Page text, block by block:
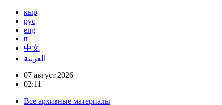
кыр
рус
eng
tr
中文
العربية
07 август 2026
02:11
Все архивные материалы